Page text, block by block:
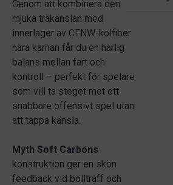
Genom att kombinera den
mjuka träkänslan med
innerlager av CFNW-kolfiber
nära kärnan får du en härlig
balans mellan fart och
kontroll – perfekt för spelare
som vill ta steget mot ett
snabbare offensivt spel utan
att tappa känsla.
Myth Soft Carbons
konstruktion ger en skön
feedback vid bollträff och